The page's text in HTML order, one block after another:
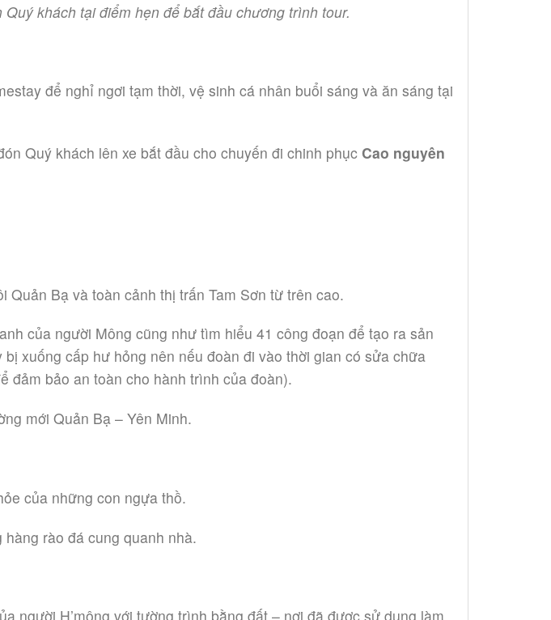
khách tại điểm hẹn để bắt đầu chương trình tour.
để nghỉ ngơi tạm thời, vệ sinh cá nhân buổi sáng và ăn sáng tại
Quý khách lên xe bắt đầu cho chuyến đi chinh phục Cao nguyên
Bạ và toàn cảnh thị trấn Tam Sơn từ trên cao.
của người Mông cũng như tìm hiểu 41 công đoạn để tạo ra sản
xuống cấp hư hỏng nên nếu đoàn đi vào thời gian có sửa chữa
đảm bảo an toàn cho hành trình của đoàn).
mới Quản Bạ – Yên Minh.
của những con ngựa thồ.
rào đá cung quanh nhà.
người H’mông với tường trình bằng đất – nơi đã được sử dụng làm